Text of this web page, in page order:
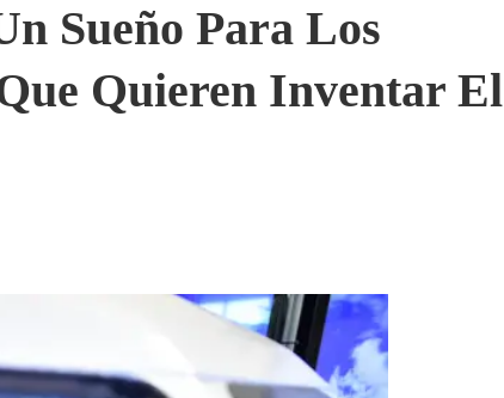
Sueño Para Los
Quieren Inventar El